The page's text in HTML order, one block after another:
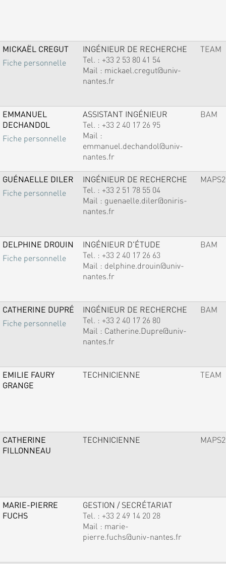
MICKAËL CREGUT
Fiche personnelle
INGÉNIEUR DE RECHERCHE
Tel. : +33 2 53 80 41 54
Mail : mickael.cregut@univ-
nantes.fr
TEAM
EMMANUEL
DECHANDOL
Fiche personnelle
ASSISTANT INGÉNIEUR
Tel. : +33 2 40 17 26 95
Mail :
emmanuel.dechandol@univ-
nantes.fr
BAM
GUÉNAELLE DILER
Fiche personnelle
INGÉNIEUR DE RECHERCHE
Tel. : +33 2 51 78 55 04
Mail : guenaelle.diler@oniris-
nantes.fr
MAPS2
DELPHINE DROUIN
Fiche personnelle
INGÉNIEUR D'ÉTUDE
Tel. : +33 2 40 17 26 63
Mail : delphine.drouin@univ-
nantes.fr
BAM
CATHERINE DUPRÉ
Fiche personnelle
INGÉNIEUR DE RECHERCHE
Tel. : +33 2 40 17 26 80
Mail : Catherine.Dupre@univ-
nantes.fr
BAM
EMILIE FAURY
GRANGE
TECHNICIENNE TEAM
CATHERINE
FILLONNEAU
TECHNICIENNE MAPS2
MARIE-PIERRE
FUCHS
GESTION / SECRÉTARIAT
Tel. : +33 2 49 14 20 28
Mail : marie-
pierre.fuchs@univ-nantes.fr